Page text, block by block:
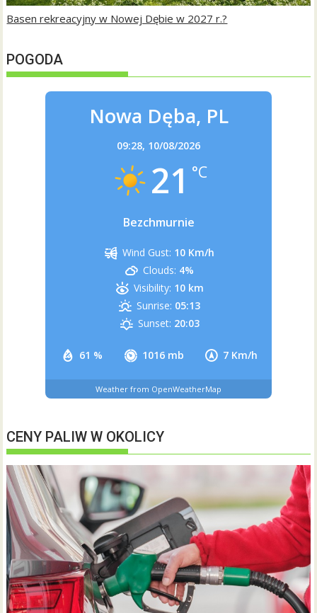
Basen rekreacyjny w Nowej Dębie w 2027 r.?
POGODA
Nowa Dęba, PL
09:28, 10/08/2026
21 °C
Bezchmurnie
61 % 1016 mb 7 Km/h
Wind Gust: 10 Km/h
Clouds: 4%
Visibility: 10 km
Sunrise: 05:13
Sunset: 20:03
Weather from OpenWeatherMap
CENY PALIW W OKOLICY